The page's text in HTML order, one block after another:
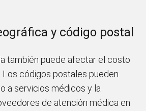
y código postal
también puede afectar el costo
Los códigos postales pueden
a servicios médicos y la
de atención médica en